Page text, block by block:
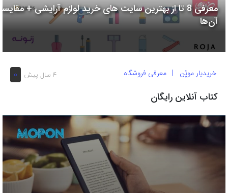
معرفی 8 تا از بهترین سایت های خرید لوازم آرایشی +
آن‌ها
4 سال پیش 0 خریدیار موپُن معرفی فروشگاه
کتاب آنلاین رایگان